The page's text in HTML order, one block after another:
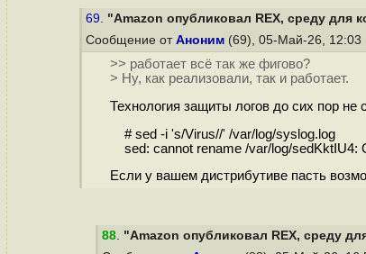
69. "Amazon опубликовал REX, среду для
Сообщение от Аноним (69), 05-Май-26, 12:03
>> работает всё так же фигово?
> Ну, как реализовали, так и работает.
Технология защиты логов до сих пор
# sed -i 's/Virus//' /var/log/syslog.log
sed: cannot rename /var/log/sedKktIU4:
Если у вашем дистрибутиве пасть
88. "Amazon опубликовал REX, среду